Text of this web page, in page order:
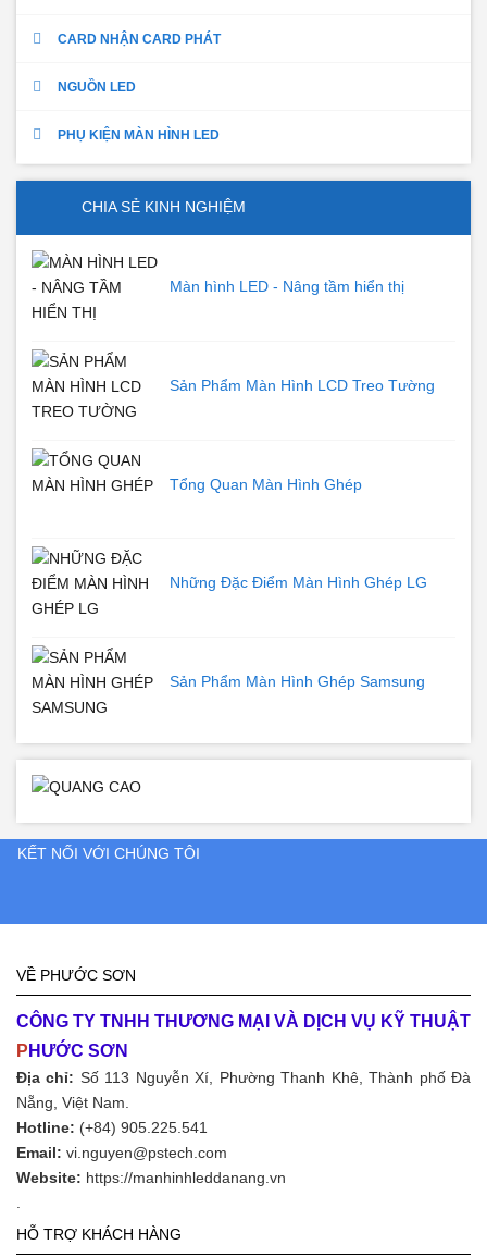
CARD NHẬN CARD PHÁT
NGUỒN LED
PHỤ KIỆN MÀN HÌNH LED
CHIA SẺ KINH NGHIỆM
Màn hình LED - Nâng tầm hiển thị
Sản Phẩm Màn Hình LCD Treo Tường
Tổng Quan Màn Hình Ghép
Những Đặc Điểm Màn Hình Ghép LG
Sản Phẩm Màn Hình Ghép Samsung
KẾT NỐI VỚI CHÚNG TÔI
VỀ PHƯỚC SƠN
CÔNG TY TNHH THƯƠNG MẠI VÀ DỊCH VỤ KỸ THUẬT
P HƯỚC SƠN
Địa chỉ: Số 113 Nguyễn Xí, Phường Thanh Khê, Thành phố Đà
Nẵng, Việt Nam.
Hotline: (+84) 905.225.541
Email: vi.nguyen@pstech.com
Website: https://manhinhleddanang.vn
HỖ TRỢ KHÁCH HÀNG